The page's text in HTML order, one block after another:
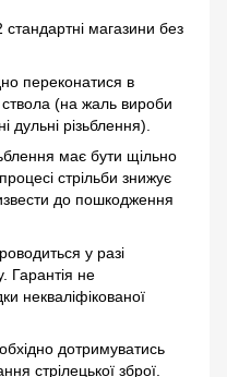
магазини без
переконатися в
ствола (на жаль вироби
дульні різьблення).
має бути щільно
стрільби знижує
до пошкодження
у разі
Гарантія не
некваліфікованої
дотримуватись
стрілецької зброї.